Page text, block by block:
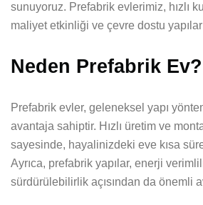
sunuyoruz. Prefabrik evlerimiz, hızlı
maliyet etkinliği ve çevre dostu
Neden Prefabrik Ev?
Prefabrik evler, geleneksel yapı
avantaja sahiptir. Hızlı üretim ve
sayesinde, hayalinizdeki eve kısa
Ayrıca, prefabrik yapılar, enerji
sürdürülebilirlik açısından da önemli